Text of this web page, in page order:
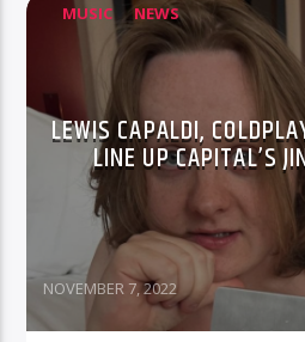
MUSIC NEWS
LEWIS CAPALDI,
LINE UP CAPITAL’S
NOVEMBER 7, 2022